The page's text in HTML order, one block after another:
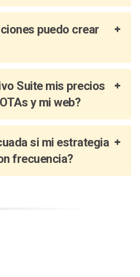
puedo crear
Suite mis precios
y mi web?
si mi estrategia
frecuencia?